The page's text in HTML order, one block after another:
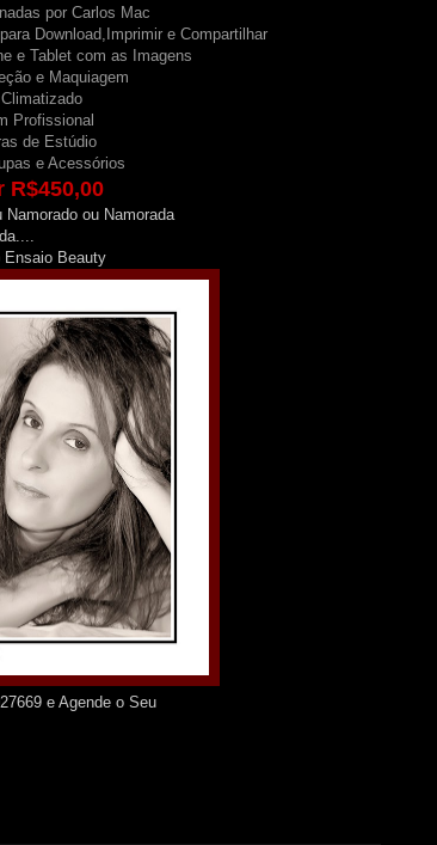
por Carlos Mac
Download,Imprimir e Compartilhar
e Tablet com as Imagens
e Maquiagem
Profissional
de Estúdio
e Acessórios
R$450,00
ou Namorada
Ensaio Beauty
e Agende o Seu